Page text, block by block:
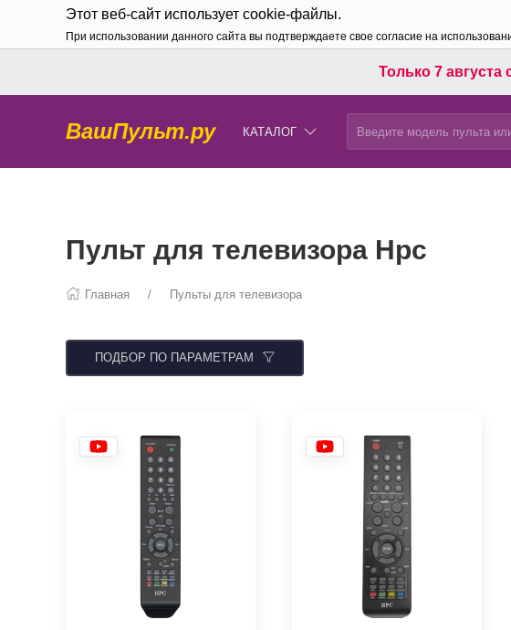
Этот веб-сайт использует cookie-файлы.
При использовании данного сайта вы подтверждаете свое согласие на
Только 7 августа
ВашПульт.ру КАТАЛОГ
Пульт для телевизора Hpc
Главная Пульты для телевизора
ПОДБОР ПО ПАРАМЕТРАМ